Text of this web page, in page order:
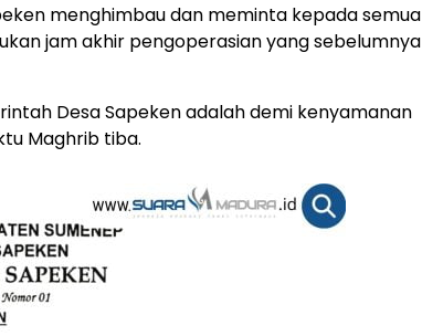
menghimbau dan meminta kepada semua
jam akhir pengoperasian yang sebelumnya
Desa Sapeken adalah demi kenyamanan
Maghrib tiba.